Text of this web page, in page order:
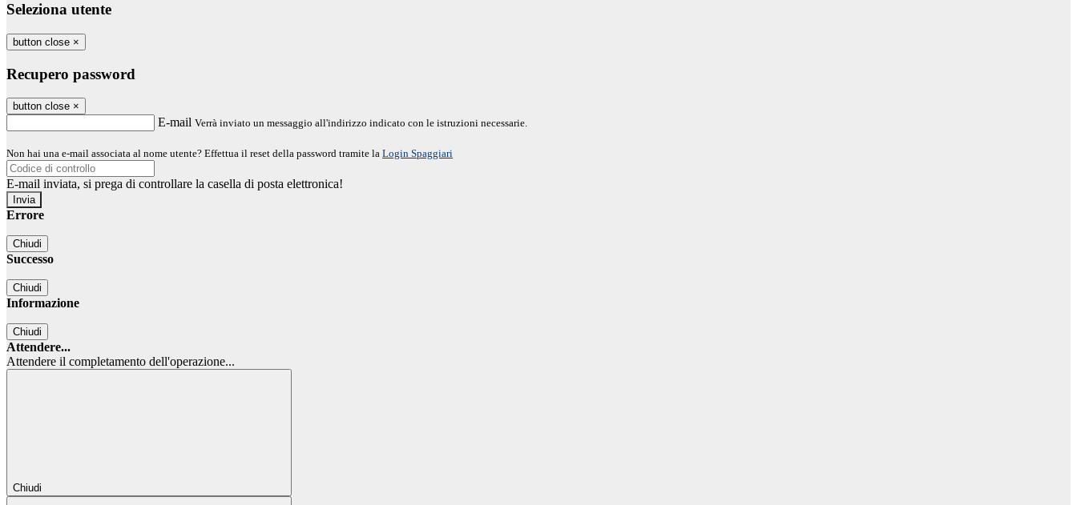
Seleziona utente
button close ×
Recupero password
button close ×
E-mail Verrà inviato un messaggio all'indirizzo indicato con le istruzioni necessarie.
Non hai una e-mail associata al nome utente? Effettua il reset della password tramite la Login Spaggiari
E-mail inviata, si prega di controllare la casella di posta elettronica!
Errore
Chiudi
Successo
Chiudi
Informazione
Chiudi
Attendere...
Attendere il completamento dell'operazione...
Chiudi